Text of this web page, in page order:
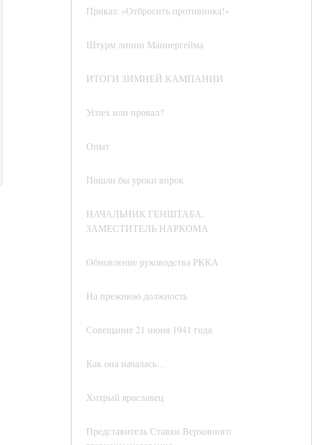
Приказ: «Отбросить противника!»
Штурм линии Маннергейма
ИТОГИ ЗИМНЕЙ КАМПАНИИ
Успех или провал?
Опыт
Пошли бы уроки впрок
НАЧАЛЬНИК ГЕНШТАБА,
ЗАМЕСТИТЕЛЬ НАРКОМА
Обновление руководства РККА
На прежнюю должность
Совещание 21 июня 1941 года
Как она началась…
Хитрый ярославец
Представитель Ставки Верховного